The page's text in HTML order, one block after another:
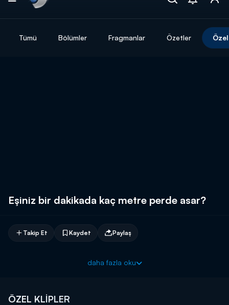
Tümü Bölümler Fragmanlar Özetler
Eşiniz bir dakikada kaç metre perde asar?
Takip Et Kaydet Paylaş
daha fazla oku
ÖZEL KLİPLER